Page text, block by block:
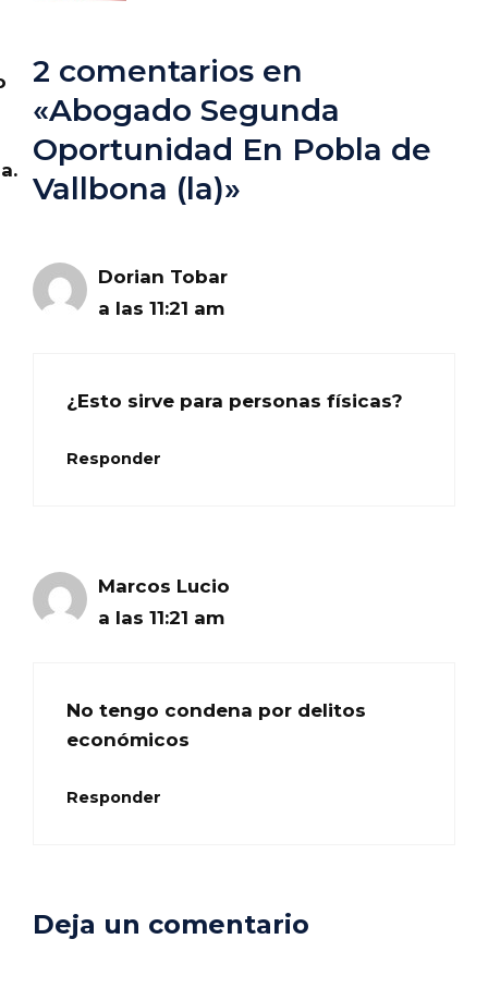
2 comentarios en
«Abogado Segunda
Oportunidad En Pobla de
Vallbona (la)»
Dorian Tobar
a las 11:21 am
¿Esto sirve para personas físicas?
Responder
Marcos Lucio
a las 11:21 am
No tengo condena por delitos
económicos
Responder
Deja un comentario